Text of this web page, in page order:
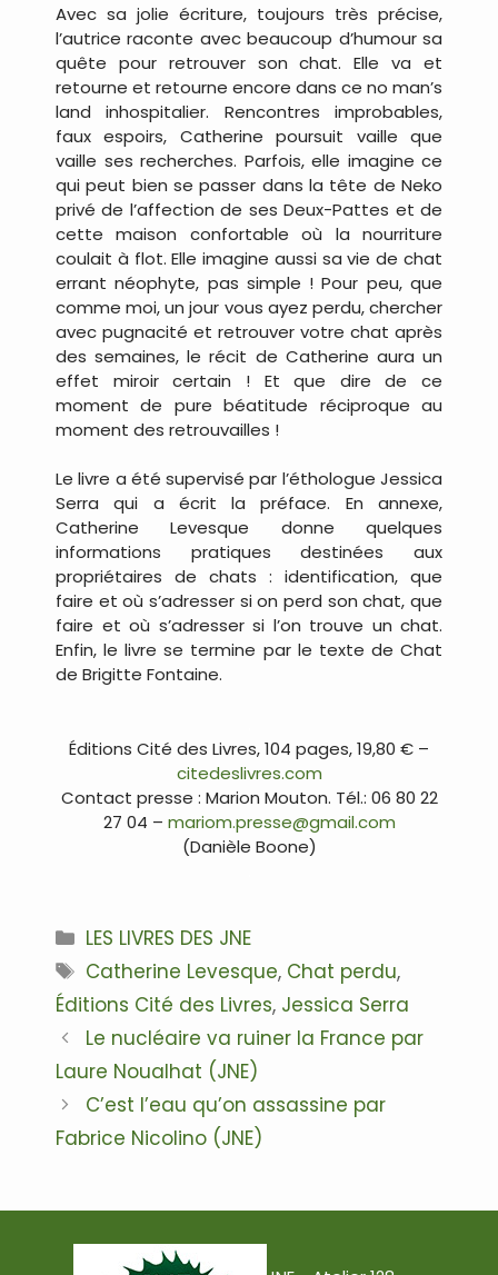
Avec sa jolie écriture, toujours très précise,
l’autrice raconte avec beaucoup d’humour sa
quête pour retrouver son chat. Elle va et
retourne et retourne encore dans ce no man’s
land inhospitalier. Rencontres improbables,
faux espoirs, Catherine poursuit vaille que
vaille ses recherches. Parfois, elle imagine ce
qui peut bien se passer dans la tête de Neko
privé de l’affection de ses Deux-Pattes et de
cette maison confortable où la nourriture
coulait à flot. Elle imagine aussi sa vie de chat
errant néophyte, pas simple ! Pour peu, que
comme moi, un jour vous ayez perdu, chercher
avec pugnacité et retrouver votre chat après
des semaines, le récit de Catherine aura un
effet miroir certain ! Et que dire de ce
moment de pure béatitude réciproque au
moment des retrouvailles !
Le livre a été supervisé par l’éthologue Jessica
Serra qui a écrit la préface. En annexe,
Catherine Levesque donne quelques
informations pratiques destinées aux
propriétaires de chats : identification, que
faire et où s’adresser si on perd son chat, que
faire et où s’adresser si l’on trouve un chat.
Enfin, le livre se termine par le texte de Chat
de Brigitte Fontaine.
Éditions Cité des Livres, 104 pages, 19,80 € –
citedeslivres.com
Contact presse : Marion Mouton. Tél.: 06 80 22
27 04 – mariom.presse@gmail.com
(Danièle Boone)
Catégories
LES LIVRES DES JNE
Étiquettes
Catherine Levesque, Chat perdu,
Éditions Cité des Livres, Jessica Serra
Navigation
des
Le nucléaire va ruiner la France par
Laure Noualhat (JNE)
C’est l’eau qu’on assassine par
Fabrice Nicolino (JNE)